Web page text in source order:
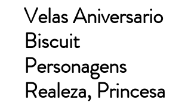
Velas Aniversario
Biscuit
Personagens
Realeza, Princesa